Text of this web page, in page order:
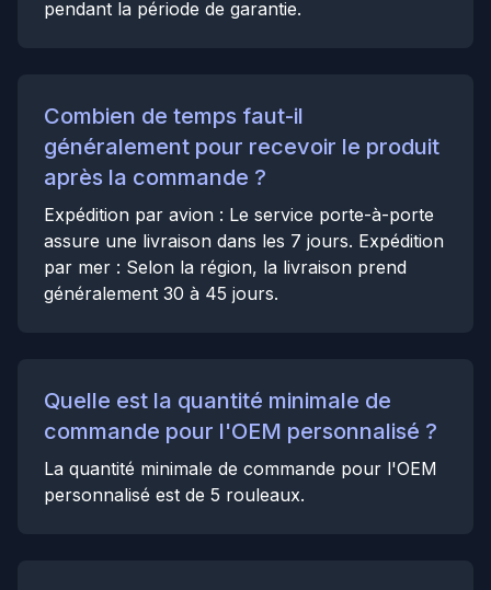
pendant la période de garantie.
Combien de temps faut-il
généralement pour recevoir le produit
après la commande ?
Expédition par avion : Le service porte-à-porte
assure une livraison dans les 7 jours. Expédition
par mer : Selon la région, la livraison prend
généralement 30 à 45 jours.
Quelle est la quantité minimale de
commande pour l'OEM personnalisé ?
La quantité minimale de commande pour l'OEM
personnalisé est de 5 rouleaux.